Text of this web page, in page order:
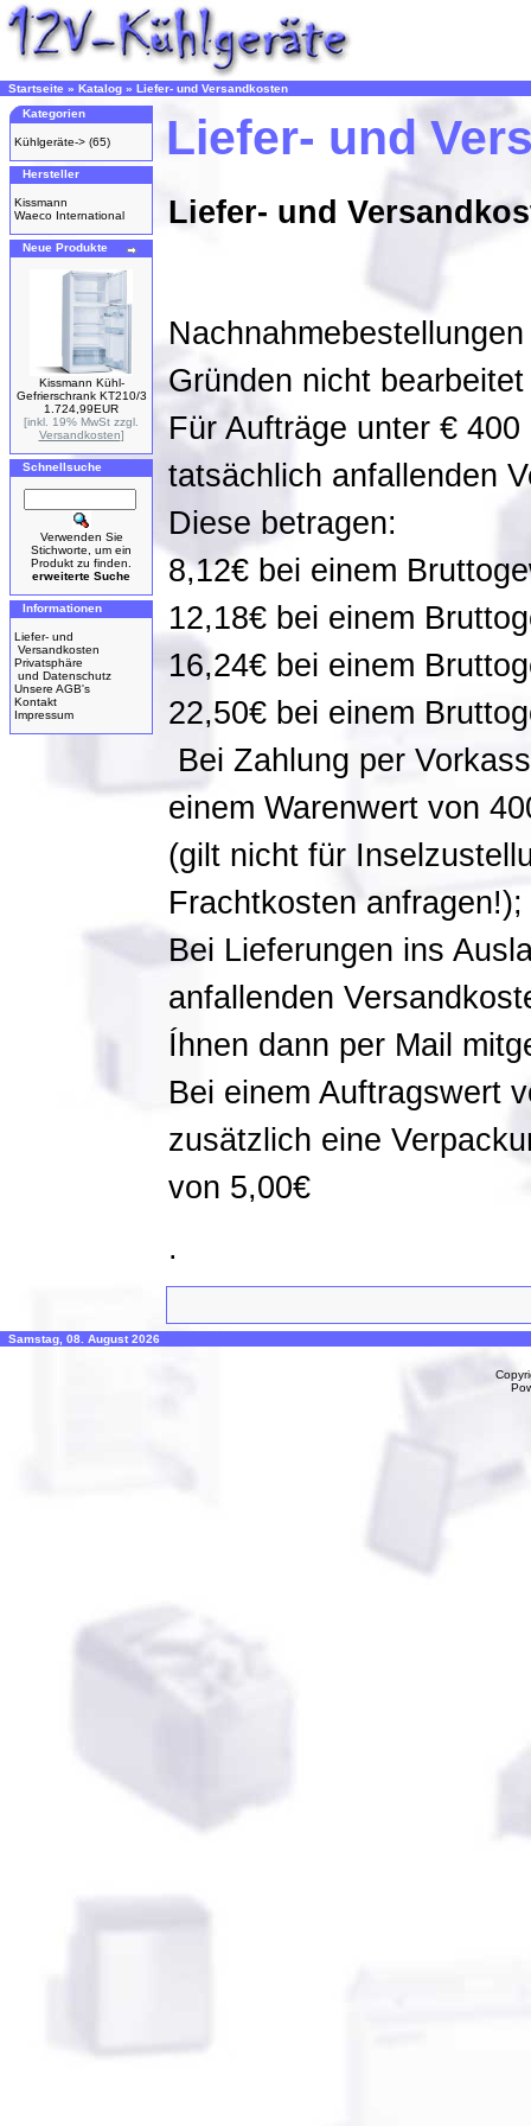
Startseite » Katalog » Liefer- und Versandkosten
Kategorien
Kühlgeräte-> (65)
Hersteller
Kissmann
Waeco International
Neue Produkte
Kissmann Kühl-
Gefrierschrank KT210/3
1.724,99EUR
[inkl. 19% MwSt zzgl.
Versandkosten]
Schnellsuche
Verwenden Sie
Stichworte, um ein
Produkt zu finden.
erweiterte Suche
Informationen
Liefer- und
Versandkosten
Privatsphäre
und Datenschutz
Unsere AGB's
Kontakt
Impressum
Liefer- und
Liefer- und
Gründen nicht
Für Aufträge unter €
tatsächlich anfallenden
Diese betragen:
8,12€ bei einem
12,18€ bei einem
16,24€ bei einem
22,50€ bei einem
Bei Zahlung per
einem Warenwert von
(gilt nicht für
Frachtkosten
Bei Lieferungen ins
anfallenden
Íhnen dann per Mail
Bei einem Auftragswert
zusätzlich eine
von 5,00€
.
Samstag, 08. August 2026